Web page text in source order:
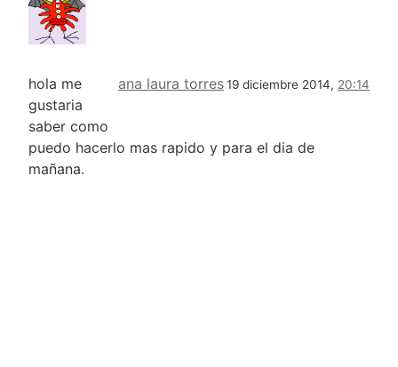
ana laura torres19 diciembre 2014, 20:14
hola me
gustaria
saber como
puedo hacerlo mas rapido y para el dia de
mañana.